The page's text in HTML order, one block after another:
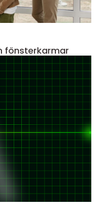
fönsterkarmar